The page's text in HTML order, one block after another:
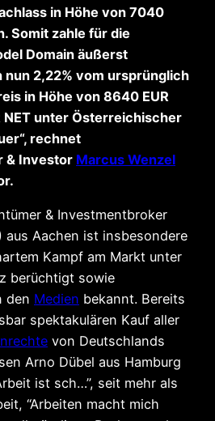
in Höhe von 7040
Somit zahle für die
Domain äußerst
2,22% vom ursprünglich
in Höhe von 8640 EUR
NET unter Österreichischer
rechnet
& Investor Marcus Wenzel
& Investmentbroker
aus Aachen ist insbesondere
Kampf am Markt unter
berüchtigt sowie
den Medien bekannt. Bereits
spektakulären Kauf aller
von Deutschlands
Arno Dübel aus Hamburg
ist sch…”, seit mehr als
“Arbeiten macht mich